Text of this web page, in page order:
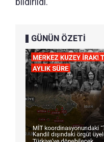
GÜNÜN ÖZETİ